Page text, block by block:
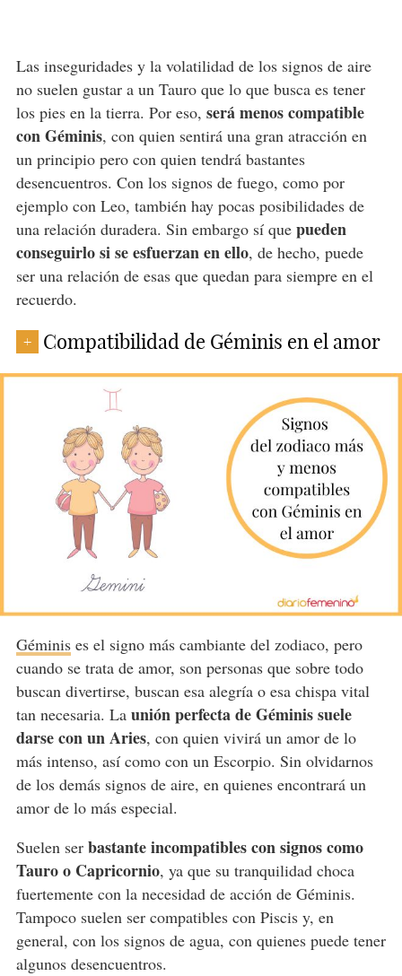
Las inseguridades y la volatilidad de los signos de aire
no suelen gustar a un Tauro que lo que busca es tener
los pies en la tierra. Por eso, será menos compatible
con Géminis, con quien sentirá una gran atracción en
un principio pero con quien tendrá bastantes
desencuentros. Con los signos de fuego, como por
ejemplo con Leo, también hay pocas posibilidades de
una relación duradera. Sin embargo sí que pueden
conseguirlo si se esfuerzan en ello, de hecho, puede
ser una relación de esas que quedan para siempre en el
recuerdo.
+ Compatibilidad de Géminis en el amor
Géminises el signo más cambiante del zodiaco, pero
cuando se trata de amor, son personas que sobre todo
buscan divertirse, buscan esa alegría o esa chispa vital
tan necesaria. La unión perfecta de Géminis suele
darse con un Aries, con quien vivirá un amor de lo
más intenso, así como con un Escorpio. Sin olvidarnos
de los demás signos de aire, en quienes encontrará un
amor de lo más especial.
Suelen ser bastante incompatibles con signos como
Tauro o Capricornio, ya que su tranquilidad choca
fuertemente con la necesidad de acción de Géminis.
Tampoco suelen ser compatibles con Piscis y, en
general, con los signos de agua, con quienes puede tener
algunos desencuentros.